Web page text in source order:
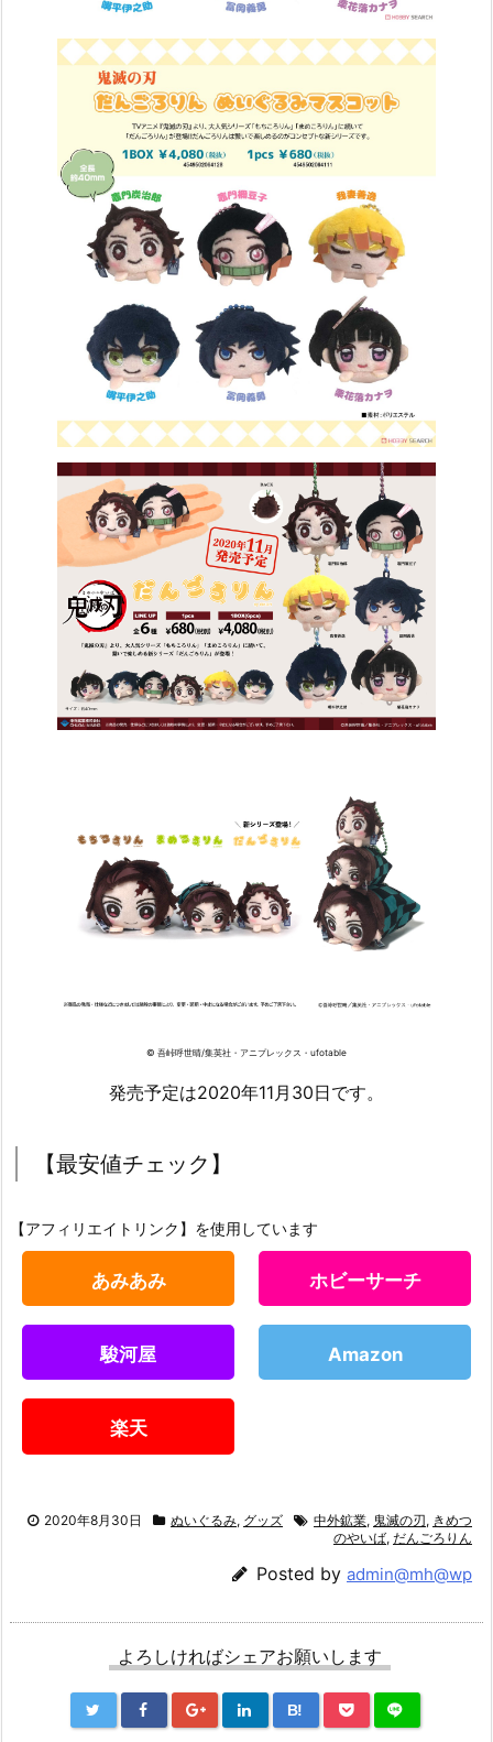
© 吾峠呼世晴/集英社・アニプレックス・ufotable
発売予定は2020年11月30日です。
【最安値チェック】
【アフィリエイトリンク】を使用しています
あみあみ ホビーサーチ
駿河屋 Amazon
楽天
2020年8月30日 ぬいぐるみ, グッズ 中外鉱業, 鬼滅の刃, きめつ
のやいば, だんごろりん
Posted by admin@mh@wp
よろしければシェアお願いします
B!